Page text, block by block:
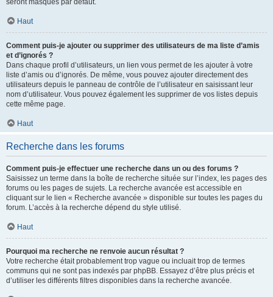
seront masqués par défaut.
Haut
Comment puis-je ajouter ou supprimer des utilisateurs de ma liste d’amis
et d’ignorés ?
Dans chaque profil d’utilisateurs, un lien vous permet de les ajouter à votre
liste d’amis ou d’ignorés. De même, vous pouvez ajouter directement des
utilisateurs depuis le panneau de contrôle de l’utilisateur en saisissant leur
nom d’utilisateur. Vous pouvez également les supprimer de vos listes depuis
cette même page.
Haut
Recherche dans les forums
Comment puis-je effectuer une recherche dans un ou des forums ?
Saisissez un terme dans la boîte de recherche située sur l’index, les pages des
forums ou les pages de sujets. La recherche avancée est accessible en
cliquant sur le lien « Recherche avancée » disponible sur toutes les pages du
forum. L’accès à la recherche dépend du style utilisé.
Haut
Pourquoi ma recherche ne renvoie aucun résultat ?
Votre recherche était probablement trop vague ou incluait trop de termes
communs qui ne sont pas indexés par phpBB. Essayez d’être plus précis et
d’utiliser les différents filtres disponibles dans la recherche avancée.